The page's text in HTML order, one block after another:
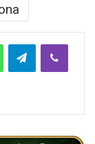
WhatsAppTelegramViber